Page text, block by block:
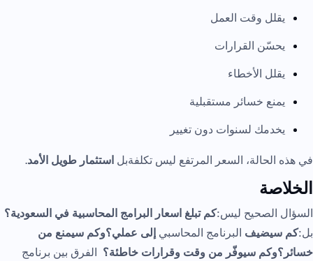
يقلل وقت العمل
يحسّن القرارات
يقلل الأخطاء
يمنع خسائر مستقبلية
يخدمك لسنوات دون تغيير
في هذه الحالة، السعر المرتفع ليس تكلفةبل استثمار طويل الأمد.
الخلاصة
السؤال الصحيح ليس:كم تبلغ اسعار البرامج المحاسبية في السعودية؟
بل:كم سيضيف البرنامج المحاسبي إلى عملي؟وكم سيمنع من
خسائر؟وكم سيوفّر من وقت وقرارات خاطئة؟ الفرق بين برنامج